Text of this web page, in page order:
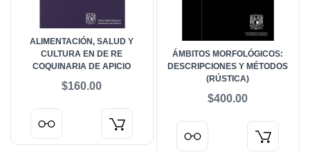
ALIMENTACIÓN, SALUD Y
CULTURA EN DE RE
COQUINARIA DE APICIO
$160.00
ÁMBITOS MORFOLÓGICOS:
DESCRIPCIONES Y MÉTODOS
(RÚSTICA)
$400.00